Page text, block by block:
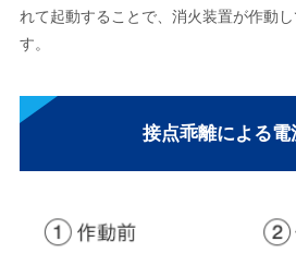
れて起動することで、消火装置が作動
す。
接点乖離による電